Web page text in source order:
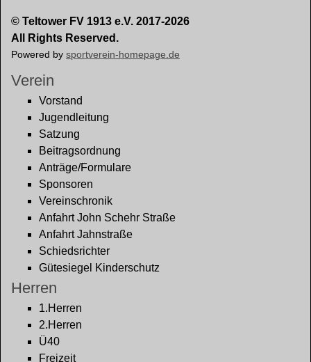
© Teltower FV 1913 e.V. 2017-2026
All Rights Reserved.
Powered by sportverein-homepage.de
Verein
Vorstand
Jugendleitung
Satzung
Beitragsordnung
Anträge/Formulare
Sponsoren
Vereinschronik
Anfahrt John Schehr Straße
Anfahrt Jahnstraße
Schiedsrichter
Gütesiegel Kinderschutz
Herren
1.Herren
2.Herren
Ü40
Freizeit